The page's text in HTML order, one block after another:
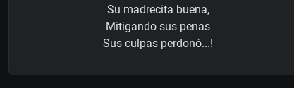
Su madrecita buena,
Mitigando sus penas
Sus culpas perdonó...!